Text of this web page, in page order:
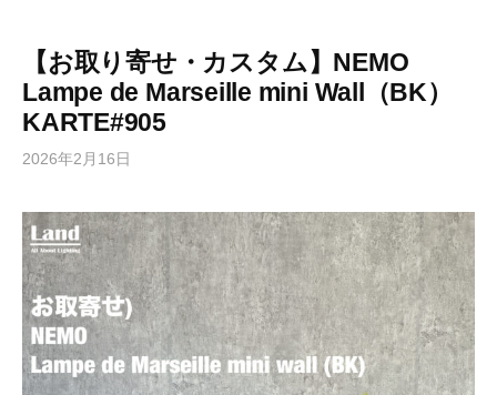
【お取り寄せ・カスタム】NEMO
Lampe de Marseille mini Wall（BK）
KARTE#905
2026年2月16日